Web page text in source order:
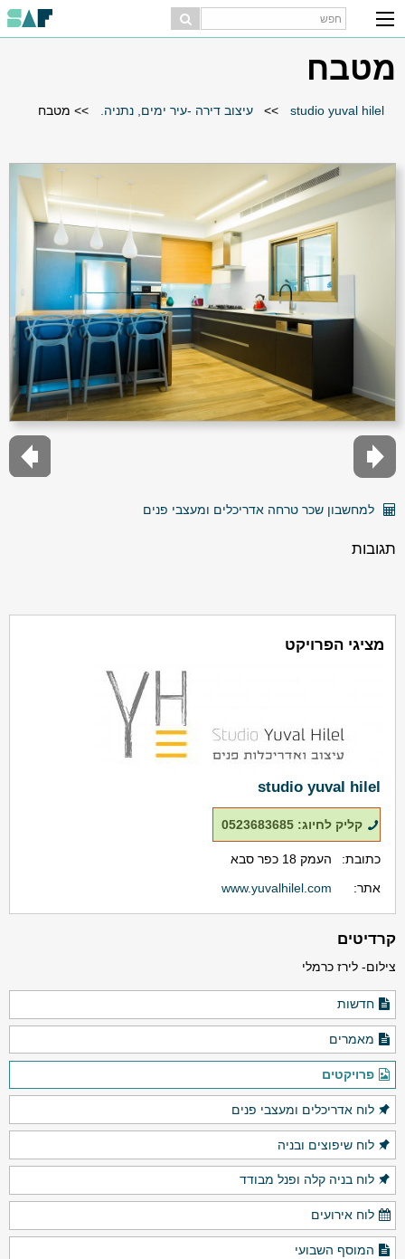
מטבח
studio yuval hilel
>> עיצוב דירה -עיר ימים, נתניה. >> מטבח
למחשבון שכר טרחה אדריכלים ומעצבי פנים
תגובות
מציגי הפרויקט
studio yuval hilel
קליק לחיוג: 0523683685
כתובת:
העמק 18 כפר סבא
אתר:
www.yuvalhilel.com
קרדיטים
צילום- לירז כרמלי
חדשות
מאמרים
פרויקטים
לוח אדריכלים ומעצבי פנים
לוח שיפוצים ובניה
לוח בניה קלה ופנל מבודד
לוח אירועים
המוסף השבועי